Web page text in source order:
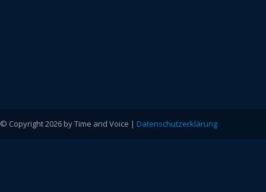
© Copyright 2026 by Time and Voice | Datenschutzerklärung